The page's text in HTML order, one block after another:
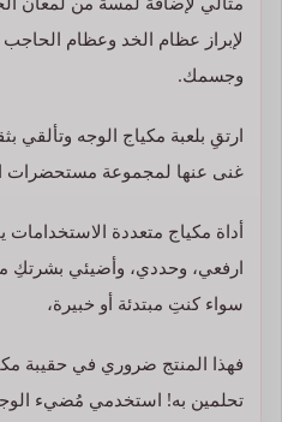
لإبراز عظام الخد وعظام
وجسمك.
ارتقِ بلعبة مكياج الوجه وتألقي
غنى عنها لمجموعة مستحضرات
أداة مكياج متعددة
ارفعي، وحددي، وأضيئي بشرتكِ
سواء كنتِ مبتدئة أو خبيرة،
فهذا المنتج ضروري في حقيبة
تحلمين به! استخدمي مُضيء